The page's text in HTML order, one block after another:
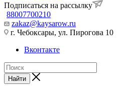
Подписаться на рассылку
88007700210
zakaz@kaysarow.ru
г. Чебоксары, ул. Пирогова 10
Вконтакте
Найти